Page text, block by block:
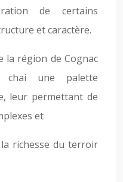
de certains
et caractère.
la région de Cognac
une palette
leur permettant de
et
richesse du terroir